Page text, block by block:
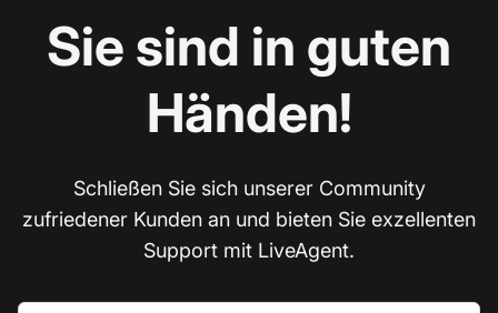
Sie sind in guten
Händen!
Schließen Sie sich unserer Community
zufriedener Kunden an und bieten Sie exzellenten
Support mit LiveAgent.